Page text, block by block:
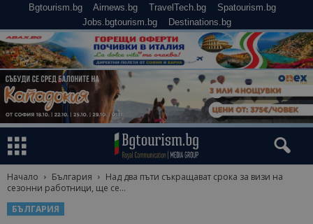
Bgtourism.bg Airnews.bg TravelTech.bg
Spatourism.bg
Jobs.bgtourism.bg
Destinations.bg
Начало България
Над два пъти съкращават срока за визи на
сезонни работници, ще се...
БЪЛГАРИЯ